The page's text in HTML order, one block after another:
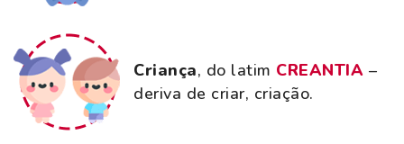
Criança, do latim CREANTIA –
deriva de criar, criação.